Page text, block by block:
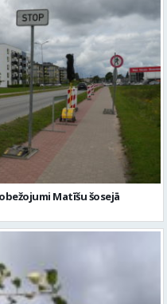
Matīšu šosejā